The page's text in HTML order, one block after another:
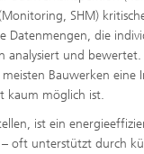
SHM)
Datenmengen, die
und
Bauwerken
kaum möglich ist.
ist ein
oft unterstützt durch